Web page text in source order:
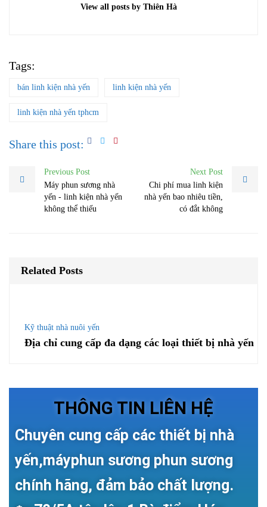
View all posts by Thiên Hà
Tags:
bán linh kiện nhà yến linh kiện nhà yến
linh kiện nhà yến tphcm
Share this post:
Previous Post
Máy phun sương nhà
yến - linh kiện nhà yến
không thể thiếu
Next Post
Chi phí mua linh kiện
nhà yến bao nhiêu tiền,
có đắt không
Related Posts
Kỹ thuật nhà nuôi yến
Địa chỉ cung cấp đa dạng các loại thiết bị nhà yến
THÔNG TIN LIÊN HỆ
Chuyên cung cấp các thiết bị nhà
yến,máyphun sương phun sương
chính hãng, đảm bảo chất lượng.